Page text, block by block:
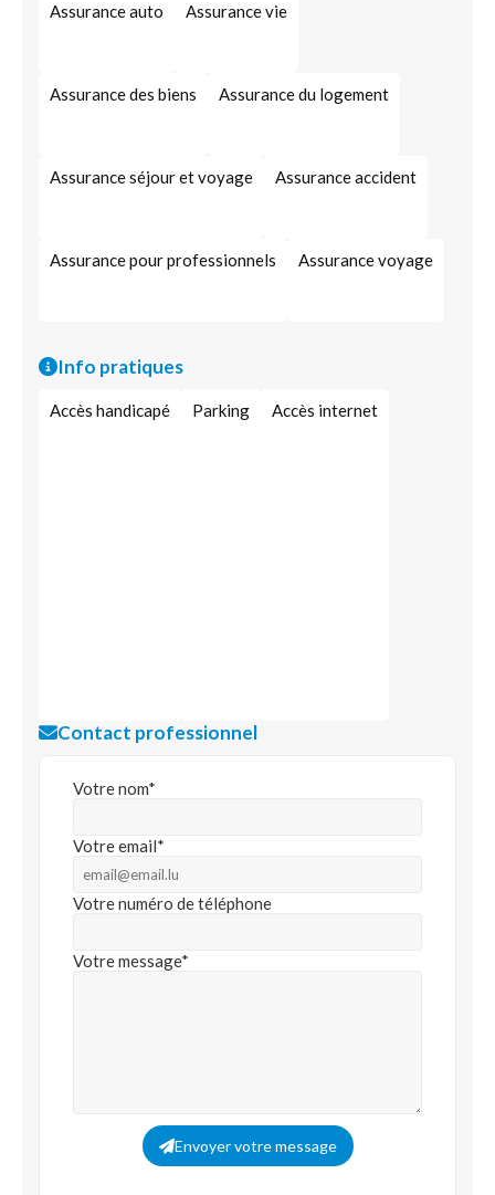
Assurance auto Assurance vie
Assurance des biens Assurance du logement
Assurance séjour et voyage Assurance accident
Assurance pour professionnels Assurance voyage
Info pratiques
Accès handicapé Parking Accès internet
Contact professionnel
Votre nom*
Votre email*
Votre numéro de téléphone
Votre message*
Envoyer votre message